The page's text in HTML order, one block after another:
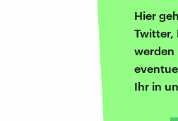
Hier
Twitter,
werden
Ihr in